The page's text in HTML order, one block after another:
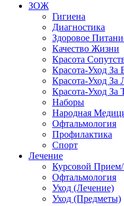
ЗОЖ
Гигиена
Диагностика
Здоровое
Качество Жизни
Красота
Красота-Уход За
Красота-Уход За
Красота-Уход За
Наборы
Народная
Офтальмология
Профилактика
Спорт
Лечение
Курсовой
Офтальмология
Уход (Лечение)
Уход (Предметы)